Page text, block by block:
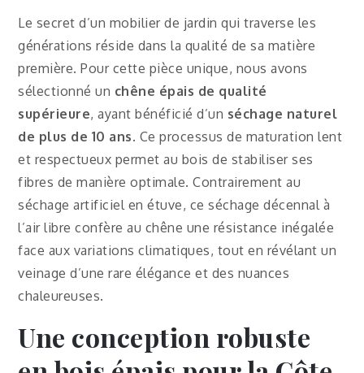
Le secret d’un mobilier de jardin qui traverse les
générations réside dans la qualité de sa matière
première. Pour cette pièce unique, nous avons
sélectionné un chêne épais de qualité
supérieure, ayant bénéficié d’un séchage naturel
de plus de 10 ans. Ce processus de maturation lent
et respectueux permet au bois de stabiliser ses
fibres de manière optimale. Contrairement au
séchage artificiel en étuve, ce séchage décennal à
l’air libre confère au chêne une résistance inégalée
face aux variations climatiques, tout en révélant un
veinage d’une rare élégance et des nuances
chaleureuses.
Une conception robuste